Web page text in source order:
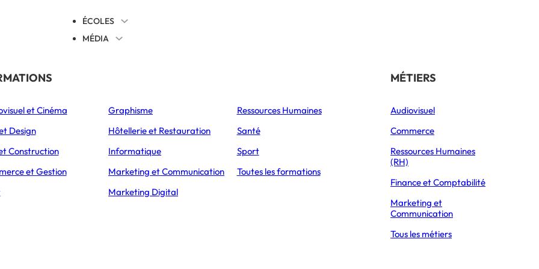
ÉCOLES
MÉDIA
Éducation
L’Express Éducation
Bachelors
L’Express Éducation
Masters
THÉMATIQUES
Orientation
Vie étudiante
Formations
Partir à l’étranger
et Cinéma
Design
Construction
et Gestion
Graphisme
Hôtellerie et Restauration
Informatique
Marketing et Communication
Marketing Digital
Ressources Humaines
Santé
Sport
Toutes les formations
MÉTIERS
Audiovisuel
Commerce
Ressources Humaines
(RH)
Finance et Comptabilité
Marketing et
Communication
Tous les métiers